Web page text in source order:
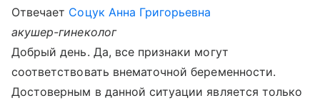
Отвечает Соцук Анна Григорьевна
акушер-гинеколог
Добрый день. Да, все признаки могут
соответствовать внематочной беременности.
Достоверным в данной ситуации является только